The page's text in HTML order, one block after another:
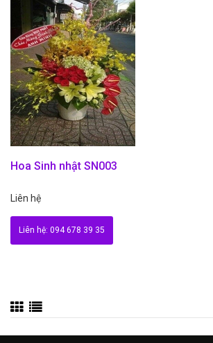
Hoa Sinh nhật SN003
Liên hệ
Liên hệ: 094 678 39 35